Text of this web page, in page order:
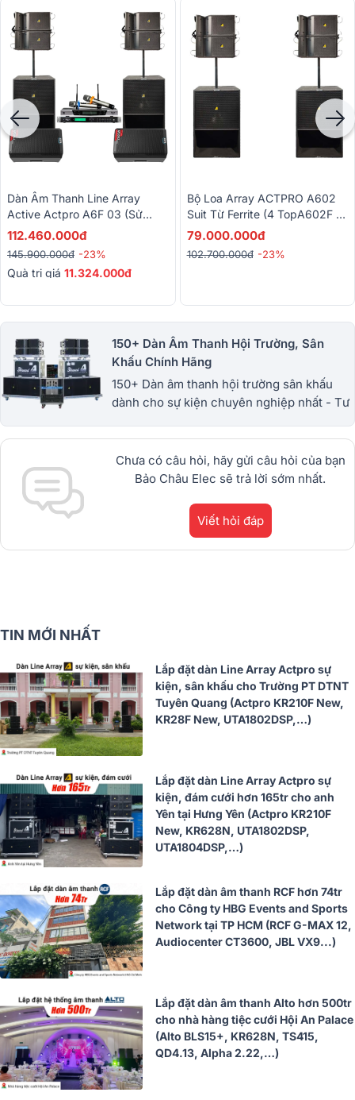
Dàn Âm Thanh Line Array
Active Actpro A6F 03 (sử
Dụng 100-300 Khách, Loa
112.460.000đ
145.900.000đ -23%
Quà trị giá 11.324.000đ
Bộ Loa Array ACTPRO A602
Suit Từ Ferrite (4 TopA602F +
2 Sub A618SF)
79.000.000đ
102.700.000đ -23%
150+ Dàn Âm Thanh Hội Trường, Sân
Khấu Chính Hãng
150+ Dàn âm thanh hội trường sân khấu
dành cho sự kiện chuyên nghiệp nhất - Tư
hạn - Miễn phí giao hàng. 1900.0255
Chưa có câu hỏi, hãy gửi câu hỏi của bạn
Bảo Châu Elec sẽ trả lời sớm nhất.
Viết hỏi đáp
TIN MỚI NHẤT
Lắp đặt dàn Line Array Actpro sự
kiện, sân khấu cho Trường PT DTNT
Tuyên Quang (Actpro KR210F New,
KR28F New, UTA1802DSP,…)
Lắp đặt dàn Line Array Actpro sự
kiện, đám cưới hơn 165tr cho anh
Yên tại Hưng Yên (Actpro KR210F
New, KR628N, UTA1802DSP,
UTA1804DSP,…)
Lắp đặt dàn âm thanh RCF hơn 74tr
cho Công ty HBG Events and Sports
Network tại TP HCM (RCF G-MAX 12,
Audiocenter CT3600, JBL VX9...)
Lắp đặt dàn âm thanh Alto hơn 500tr
cho nhà hàng tiệc cưới Hội An Palace
(Alto BLS15+, KR628N, TS415,
QD4.13, Alpha 2.22,…)